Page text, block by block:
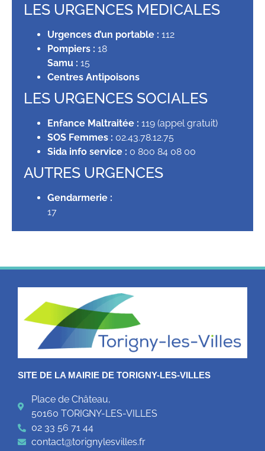
LES URGENCES MEDICALES
Urgences d’un portable : 112
Pompiers : 18
Samu : 15
Centres Antipoisons
LES URGENCES SOCIALES
Enfance Maltraitée : 119 (appel gratuit)
SOS Femmes : 02.43.78.12.75
Sida info service : 0 800 84 08 00
AUTRES URGENCES
Gendarmerie :
17
SITE DE LA MAIRIE DE TORIGNY-LES-VILLES
Place de Château,
50160 TORIGNY-LES-VILLES
02 33 56 71 44
contact@torignylesvilles.fr